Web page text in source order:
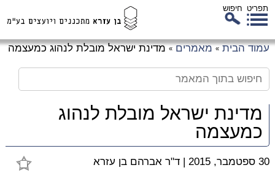
תפריט חיפוש
עמוד הבית » מאמרים » מדינת ישראל מובלת לנהוג כמעצמה
מדינת ישראל מובלת לנהוג
כמעצמה
30 ספטמבר, 2015 | ד"ר אברהם בן עזרא